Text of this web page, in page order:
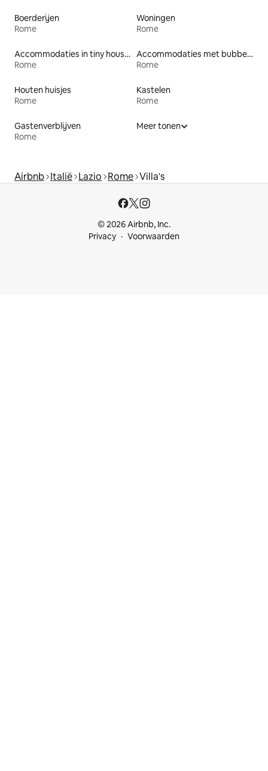
Boerderijen
Rome
Woningen
Rome
Accommodaties in tiny houses
Rome
Accommodaties met bubbelbad
Rome
Houten huisjes
Rome
Kastelen
Rome
Gastenverblijven
Rome
Meer tonen
Airbnb Italië Lazio Rome Villa's
© 2026 Airbnb, Inc.
Privacy
Voorwaarden